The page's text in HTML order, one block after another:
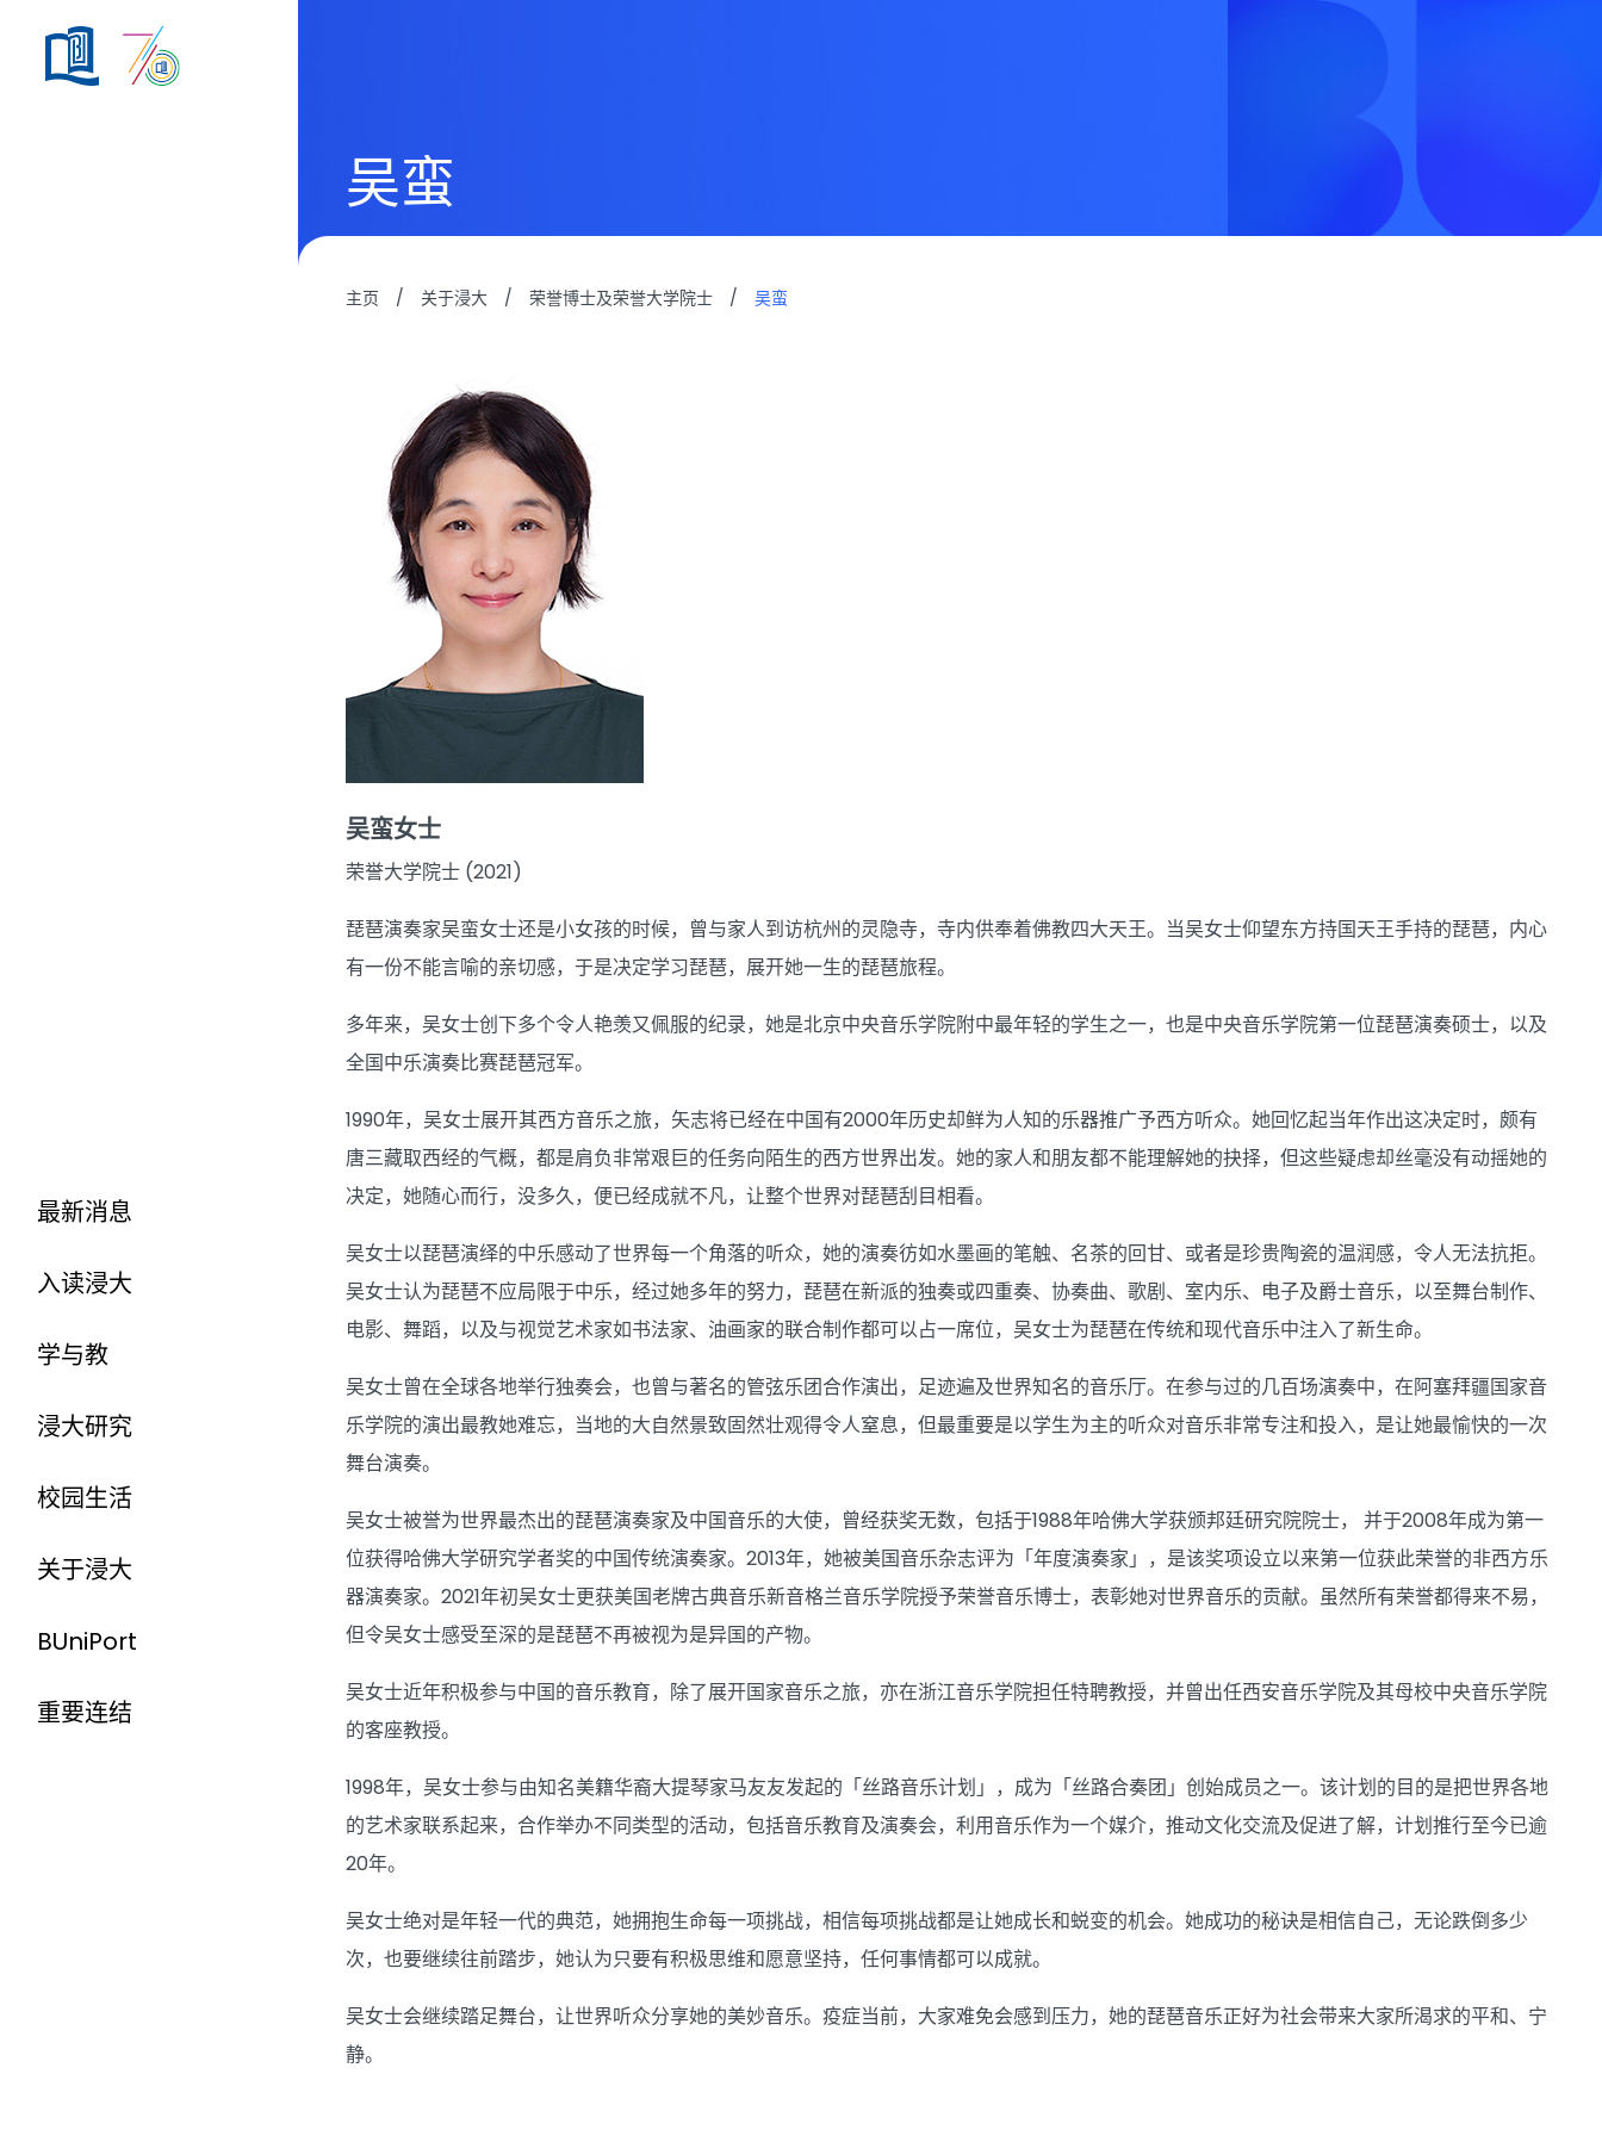
最新消息
入读浸大
学与教
浸大研究
校园生活
关于浸大
BUniPort
重要连结
吴蛮
主页 / 关于浸大 / 荣誉博士及荣誉大学院士 / 吴蛮
吴蛮女士
荣誉大学院士 (2021)
琵琶演奏家吴蛮女士还是小女孩的时候，曾与家人到访杭州的灵隐寺，寺内供奉着佛教四大天王。当吴女士仰望东方持国天王手持的琵琶，内心
有一份不能言喻的亲切感，于是决定学习琵琶，展开她一生的琵琶旅程。
多年来，吴女士创下多个令人艳羡又佩服的纪录，她是北京中央音乐学院附中最年轻的学生之一，也是中央音乐学院第一位琵琶演奏硕士，以及
全国中乐演奏比赛琵琶冠军。
1990年，吴女士展开其西方音乐之旅，矢志将已经在中国有2000年历史却鲜为人知的乐器推广予西方听众。她回忆起当年作出这决定时，颇有
唐三藏取西经的气概，都是肩负非常艰巨的任务向陌生的西方世界出发。她的家人和朋友都不能理解她的抉择，但这些疑虑却丝毫没有动摇她的
决定，她随心而行，没多久，便已经成就不凡，让整个世界对琵琶刮目相看。
吴女士以琵琶演绎的中乐感动了世界每一个角落的听众，她的演奏彷如水墨画的笔触、名茶的回甘、或者是珍贵陶瓷的温润感，令人无法抗拒。
吴女士认为琵琶不应局限于中乐，经过她多年的努力，琵琶在新派的独奏或四重奏、协奏曲、歌剧、室内乐、电子及爵士音乐，以至舞台制作、
电影、舞蹈，以及与视觉艺术家如书法家、油画家的联合制作都可以占一席位，吴女士为琵琶在传统和现代音乐中注入了新生命。
吴女士曾在全球各地举行独奏会，也曾与著名的管弦乐团合作演出，足迹遍及世界知名的音乐厅。在参与过的几百场演奏中，在阿塞拜疆国家音
乐学院的演出最教她难忘，当地的大自然景致固然壮观得令人窒息，但最重要是以学生为主的听众对音乐非常专注和投入，是让她最愉快的一次
舞台演奏。
吴女士被誉为世界最杰出的琵琶演奏家及中国音乐的大使，曾经获奖无数，包括于1988年哈佛大学获颁邦廷研究院院士， 并于2008年成为第一
位获得哈佛大学研究学者奖的中国传统演奏家。2013年，她被美国音乐杂志评为「年度演奏家」，是该奖项设立以来第一位获此荣誉的非西方乐
器演奏家。2021年初吴女士更获美国老牌古典音乐新音格兰音乐学院授予荣誉音乐博士，表彰她对世界音乐的贡献。虽然所有荣誉都得来不易，
但令吴女士感受至深的是琵琶不再被视为是异国的产物。
吴女士近年积极参与中国的音乐教育，除了展开国家音乐之旅，亦在浙江音乐学院担任特聘教授，并曾出任西安音乐学院及其母校中央音乐学院
的客座教授。
1998年，吴女士参与由知名美籍华裔大提琴家马友友发起的「丝路音乐计划」，成为「丝路合奏团」创始成员之一。该计划的目的是把世界各地
的艺术家联系起来，合作举办不同类型的活动，包括音乐教育及演奏会，利用音乐作为一个媒介，推动文化交流及促进了解，计划推行至今已逾
20年。
吴女士绝对是年轻一代的典范，她拥抱生命每一项挑战，相信每项挑战都是让她成长和蜕变的机会。她成功的秘诀是相信自己，无论跌倒多少
次，也要继续往前踏步，她认为只要有积极思维和愿意坚持，任何事情都可以成就。
吴女士会继续踏足舞台，让世界听众分享她的美妙音乐。疫症当前，大家难免会感到压力，她的琵琶音乐正好为社会带来大家所渴求的平和、宁
静。